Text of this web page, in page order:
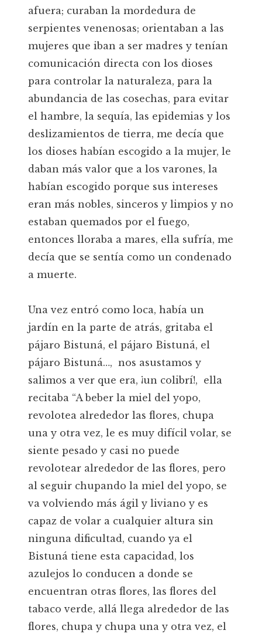
afuera; curaban la mordedura de
serpientes venenosas; orientaban a las
mujeres que iban a ser madres y tenían
comunicación directa con los dioses
para controlar la naturaleza, para la
abundancia de las cosechas, para evitar
el hambre, la sequía, las epidemias y los
deslizamientos de tierra, me decía que
los dioses habían escogido a la mujer, le
daban más valor que a los varones, la
habían escogido porque sus intereses
eran más nobles, sinceros y limpios y no
estaban quemados por el fuego,
entonces lloraba a mares, ella sufría, me
decía que se sentía como un condenado
a muerte.
Una vez entró como loca, había un
jardín en la parte de atrás, gritaba el
pájaro Bistuná, el pájaro Bistuná, el
pájaro Bistuná…, nos asustamos y
salimos a ver que era, ¡un colibrí!, ella
recitaba “A beber la miel del yopo,
revolotea alrededor las flores, chupa
una y otra vez, le es muy difícil volar, se
siente pesado y casi no puede
revolotear alrededor de las flores, pero
al seguir chupando la miel del yopo, se
va volviendo más ágil y liviano y es
capaz de volar a cualquier altura sin
ninguna dificultad, cuando ya el
Bistuná tiene esta capacidad, los
azulejos lo conducen a donde se
encuentran otras flores, las flores del
tabaco verde, allá llega alrededor de las
flores, chupa y chupa una y otra vez, el